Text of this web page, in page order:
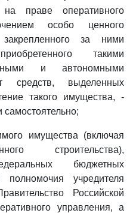
на праве оперативного
особо ценного
за ними
такими
и автономными
средств, выделенных
такого имущества, -
имущества (включая
строительства),
бюджетных
учредителя
Российской
управления, а